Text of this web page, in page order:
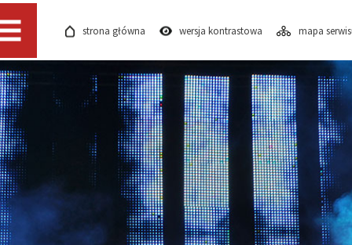
Menu strona główna wersja kontrastowa mapa